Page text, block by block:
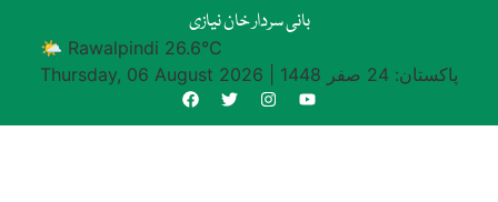
بانی سردار خان نیازی
🌤 Rawalpindi 26.6°C
Thursday, 06 August 2026
پاکستان: 24 صفر 1448